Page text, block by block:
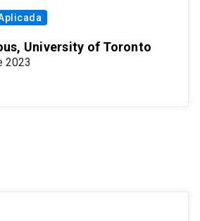
University of Toronto
2023